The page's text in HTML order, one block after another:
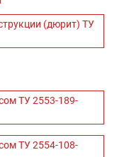
(дюрит) ТУ
ТУ 2553-189-
ТУ 2554-108-